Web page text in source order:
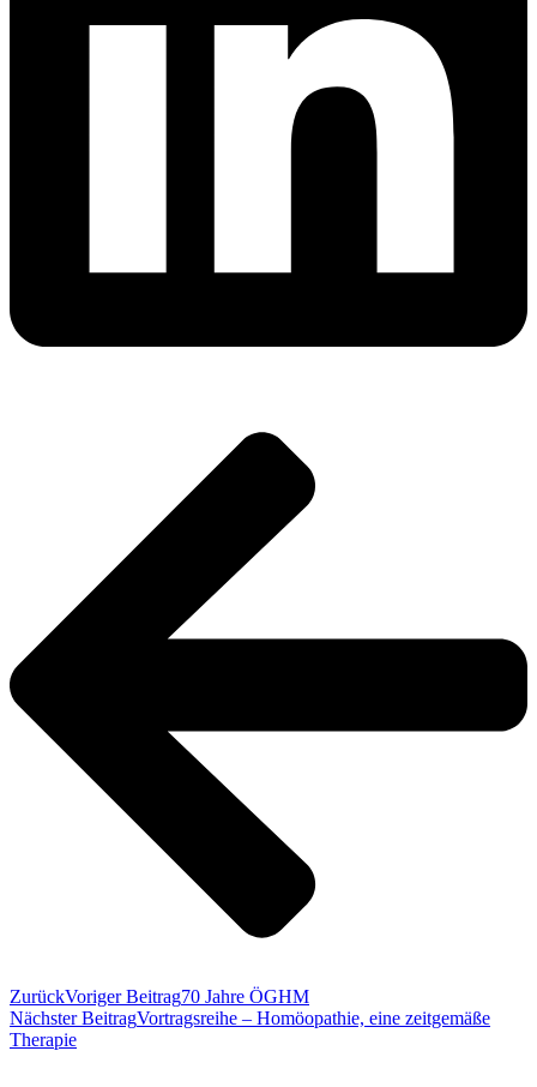
ZurückVoriger Beitrag70 Jahre ÖGHM
Nächster BeitragVortragsreihe – Homöopathie, eine zeitgemäße
Therapie